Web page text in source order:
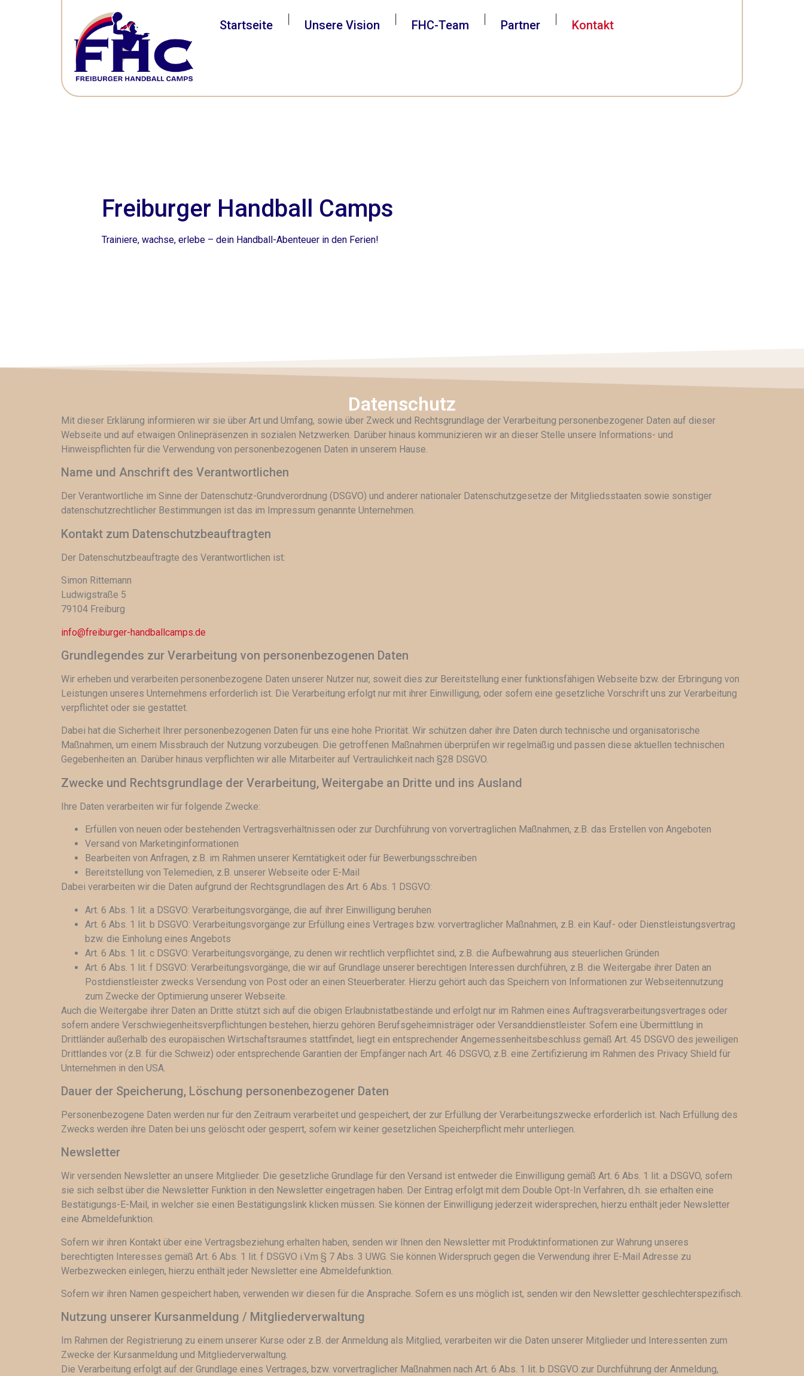
Startseite Unsere Vision FHC-Team Partner Kontakt
Freiburger Handball Camps
Trainiere, wachse, erlebe – dein Handball-Abenteuer in den Ferien!
Datenschutz
Mit dieser Erklärung informieren wir sie über Art und Umfang, sowie über Zweck und Rechtsgrundlage der Verarbeitung personenbezogener Daten auf dieser
Webseite und auf etwaigen Onlinepräsenzen in sozialen Netzwerken. Darüber hinaus kommunizieren wir an dieser Stelle unsere Informations- und
Hinweispflichten für die Verwendung von personenbezogenen Daten in unserem Hause.
Name und Anschrift des Verantwortlichen
Der Verantwortliche im Sinne der Datenschutz-Grundverordnung (DSGVO) und anderer nationaler Datenschutzgesetze der Mitgliedsstaaten sowie sonstiger
datenschutzrechtlicher Bestimmungen ist das im Impressum genannte Unternehmen.
Kontakt zum Datenschutzbeauftragten
Der Datenschutzbeauftragte des Verantwortlichen ist:
Simon Rittemann
Ludwigstraße 5
79104 Freiburg
info@freiburger-handballcamps.de
Grundlegendes zur Verarbeitung von personenbezogenen Daten
Wir erheben und verarbeiten personenbezogene Daten unserer Nutzer nur, soweit dies zur Bereitstellung einer funktionsfähigen Webseite bzw. der Erbringung von
Leistungen unseres Unternehmens erforderlich ist. Die Verarbeitung erfolgt nur mit ihrer Einwilligung, oder sofern eine gesetzliche Vorschrift uns zur Verarbeitung
verpflichtet oder sie gestattet.
Dabei hat die Sicherheit Ihrer personenbezogenen Daten für uns eine hohe Priorität. Wir schützen daher ihre Daten durch technische und organisatorische
Maßnahmen, um einem Missbrauch der Nutzung vorzubeugen. Die getroffenen Maßnahmen überprüfen wir regelmäßig und passen diese aktuellen technischen
Gegebenheiten an. Darüber hinaus verpflichten wir alle Mitarbeiter auf Vertraulichkeit nach §28 DSGVO.
Zwecke und Rechtsgrundlage der Verarbeitung, Weitergabe an Dritte und ins Ausland
Ihre Daten verarbeiten wir für folgende Zwecke:
Erfüllen von neuen oder bestehenden Vertragsverhältnissen oder zur Durchführung von vorvertraglichen Maßnahmen, z.B. das Erstellen von Angeboten
Versand von Marketinginformationen
Bearbeiten von Anfragen, z.B. im Rahmen unserer Kerntätigkeit oder für Bewerbungsschreiben
Bereitstellung von Telemedien, z.B. unserer Webseite oder E-Mail
Dabei verarbeiten wir die Daten aufgrund der Rechtsgrundlagen des Art. 6 Abs. 1 DSGVO:
Art. 6 Abs. 1 lit. a DSGVO: Verarbeitungsvorgänge, die auf ihrer Einwilligung beruhen
Art. 6 Abs. 1 lit. b DSGVO: Verarbeitungsvorgänge zur Erfüllung eines Vertrages bzw. vorvertraglicher Maßnahmen, z.B. ein Kauf- oder Dienstleistungsvertrag
bzw. die Einholung eines Angebots
Art. 6 Abs. 1 lit. c DSGVO: Verarbeitungsvorgänge, zu denen wir rechtlich verpflichtet sind, z.B. die Aufbewahrung aus steuerlichen Gründen
Art. 6 Abs. 1 lit. f DSGVO: Verarbeitungsvorgänge, die wir auf Grundlage unserer berechtigen Interessen durchführen, z.B. die Weitergabe ihrer Daten an
Postdienstleister zwecks Versendung von Post oder an einen Steuerberater. Hierzu gehört auch das Speichern von Informationen zur Webseitennutzung
zum Zwecke der Optimierung unserer Webseite.
Auch die Weitergabe ihrer Daten an Dritte stützt sich auf die obigen Erlaubnistatbestände und erfolgt nur im Rahmen eines Auftragsverarbeitungsvertrages oder
sofern andere Verschwiegenheitsverpflichtungen bestehen, hierzu gehören Berufsgeheimnisträger oder Versanddienstleister. Sofern eine Übermittlung in
Drittländer außerhalb des europäischen Wirtschaftsraumes stattfindet, liegt ein entsprechender Angemessenheitsbeschluss gemäß Art. 45 DSGVO des jeweiligen
Drittlandes vor (z.B. für die Schweiz) oder entsprechende Garantien der Empfänger nach Art. 46 DSGVO, z.B. eine Zertifizierung im Rahmen des Privacy Shield für
Unternehmen in den USA.
Dauer der Speicherung, Löschung personenbezogener Daten
Personenbezogene Daten werden nur für den Zeitraum verarbeitet und gespeichert, der zur Erfüllung der Verarbeitungszwecke erforderlich ist. Nach Erfüllung des
Zwecks werden ihre Daten bei uns gelöscht oder gesperrt, sofern wir keiner gesetzlichen Speicherpflicht mehr unterliegen.
Newsletter
Wir versenden Newsletter an unsere Mitglieder. Die gesetzliche Grundlage für den Versand ist entweder die Einwilligung gemäß Art. 6 Abs. 1 lit. a DSGVO, sofern
sie sich selbst über die Newsletter Funktion in den Newsletter eingetragen haben. Der Eintrag erfolgt mit dem Double Opt-In Verfahren, d.h. sie erhalten eine
Bestätigungs-E-Mail, in welcher sie einen Bestätigungslink klicken müssen. Sie können der Einwilligung jederzeit widersprechen, hierzu enthält jeder Newsletter
eine Abmeldefunktion.
Sofern wir ihren Kontakt über eine Vertragsbeziehung erhalten haben, senden wir Ihnen den Newsletter mit Produktinformationen zur Wahrung unseres
berechtigten Interesses gemäß Art. 6 Abs. 1 lit. f DSGVO i.V.m § 7 Abs. 3 UWG. Sie können Widerspruch gegen die Verwendung ihrer E-Mail Adresse zu
Werbezwecken einlegen, hierzu enthält jeder Newsletter eine Abmeldefunktion.
Sofern wir ihren Namen gespeichert haben, verwenden wir diesen für die Ansprache. Sofern es uns möglich ist, senden wir den Newsletter geschlechterspezifisch.
Nutzung unserer Kursanmeldung / Mitgliederverwaltung
Im Rahmen der Registrierung zu einem unserer Kurse oder z.B. der Anmeldung als Mitglied, verarbeiten wir die Daten unserer Mitglieder und Interessenten zum
Zwecke der Kursanmeldung und Mitgliederverwaltung.
Die Verarbeitung erfolgt auf der Grundlage eines Vertrages, bzw. vorvertraglicher Maßnahmen nach Art. 6 Abs. 1 lit. b DSGVO zur Durchführung der Anmeldung,